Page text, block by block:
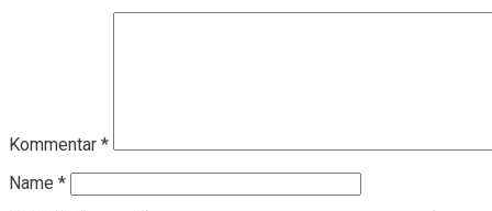
Kommentar *
Name *